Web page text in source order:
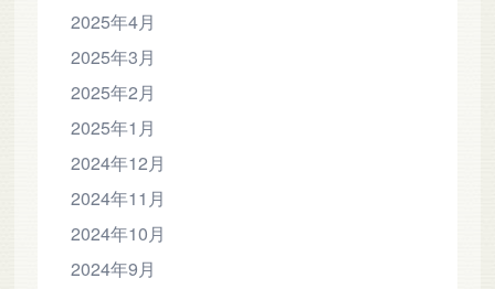
2025年4月
2025年3月
2025年2月
2025年1月
2024年12月
2024年11月
2024年10月
2024年9月